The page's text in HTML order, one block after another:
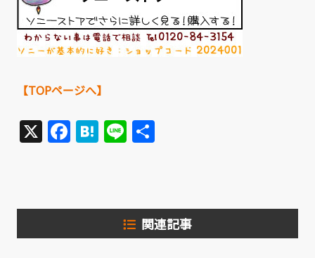
【TOPページへ】
X Facebook
Hatena
Line
関連記事